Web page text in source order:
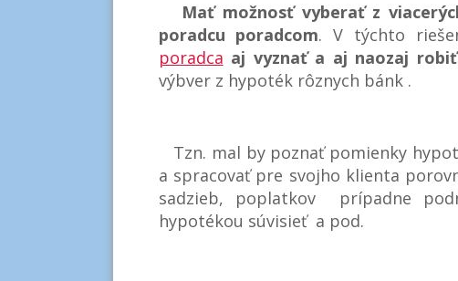
Mať možnosť vyberať z
poradcu poradcom. V týchto
poradca aj vyznať a aj naozaj
výbver z hypoték rôznych bánk .
Tzn. mal by poznať pomienky
a spracovať pre svojho klienta
sadzieb, poplatkov prípadne
hypotékou súvisieť a pod.